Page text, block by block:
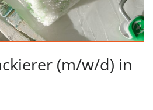
(m/w/d) in